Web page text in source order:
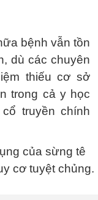
bệnh vẫn tồn
dù các chuyên
thiếu cơ sở
trong cả y học
truyền chính